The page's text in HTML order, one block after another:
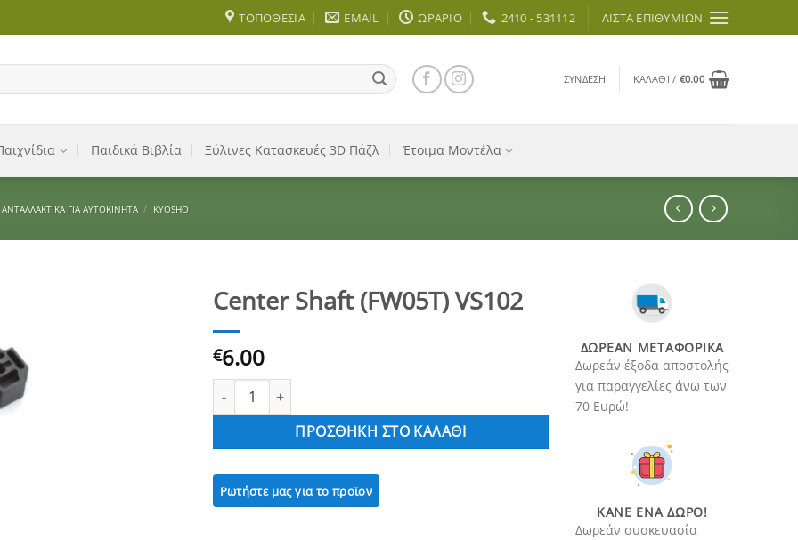
ΤΟΠΟΘΕΣΊΑ EMAIL ΩΡΆΡΙΟ 2410 - 531112 ΛΊΣΤΑ ΕΠΙΘΥΜΙΏΝ
ΣΎΝΔΕΣΗ ΚΑΛΆΘΙ / €0.00
Παιδικά Βιβλία Ξύλινες Κατασκευές 3D Πάζλ Έτοιμα Μοντέλα
ΑΝΤΑΛΛΑΚΤΙΚΆ ΓΙΑ ΑΥΤΟΚΊΝΗΤΑ / KYOSHO
Center Shaft (FW05T) VS102
€6.00
Center Shaft (FW05T) VS102 ποσότητα
ΠΡΟΣΘΉΚΗ ΣΤΟ ΚΑΛΆΘΙ
ΔΩΡΕΆΝ ΜΕΤΑΦΟΡΙΚΆ
Δωρεάν έξοδα αποστολής
για παραγγελίες άνω των
70 Ευρώ!
ΚΆΝΕ ΈΝΑ ΔΏΡΟ!
Δωρεάν συσκευασία